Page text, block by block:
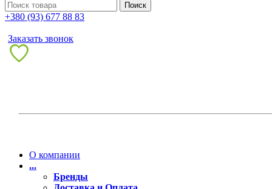
Поиск
+38‎0 (93) 677 88 83
Заказать звонок
О компании
...
Бренды